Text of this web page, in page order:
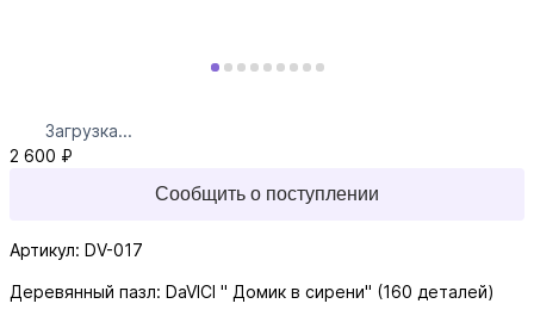
Загрузка...
2 600 ₽
Сообщить о поступлении
Артикул: DV-017
Деревянный пазл: DaVICI " Домик в сирени" (160 деталей)